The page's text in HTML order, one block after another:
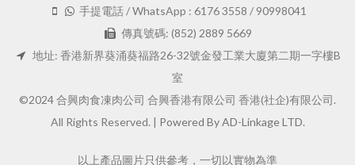
手提電話 / WhatsApp : 6176 3558 / 90998041
傳真號碼: (852) 2889 5669
地址: 香港新界葵涌葵福路26-32號金發工業大廈第二期一字樓B
室
©2024 合興肉食凍肉公司 合興香港有限公司 香港(社企)有限公司.
All Rights Reserved. | Powered By AD-Linkage LTD.
以上產品圖片只供參考，一切以實物為準